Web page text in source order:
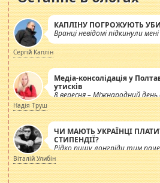
КАПЛІНУ ПОГРОЖУЮТЬ
Вранці невідомі підкинули
Сергій Каплін
Медіа-консолідація у
утисків
8 вересня – Міжнародний день
журналістів.
Надія Труш
ЧИ МАЮТЬ УКРАЇНЦІ
СТИПЕНДІЇ?
Рідко пишу лонгріди тим
просто дістало! Обурюють
навколо стипендіального
роздувається ще одна
Віталій Улибін